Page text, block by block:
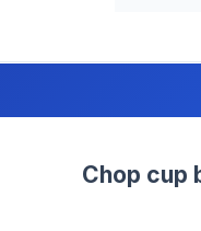
Chop cup